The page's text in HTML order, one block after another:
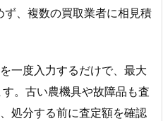
ず、複数の買取業者に相見積
一度入力するだけで、最大
。古い農機具や故障品も査
処分する前に査定額を確認